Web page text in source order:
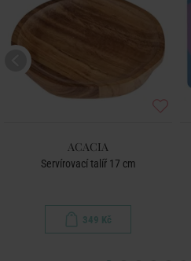
ACACIA
Servírovací talíř 17 cm
349 Kč